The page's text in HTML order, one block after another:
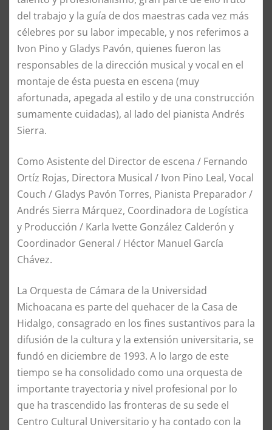
del trabajo y la guía de dos maestras cada vez más
célebres por su labor impecable, y nos referimos a
Ivon Pino y Gladys Pavón, quienes fueron las
responsables de la dirección musical y vocal en el
montaje de ésta puesta en escena (muy
afortunada, apegada al estilo y de una construcción
sumamente cuidadas), al lado del pianista Andrés
Sierra.
Como Asistente del Director de escena / Fernando
Ortíz Rojas, Directora Musical / Ivon Pino Leal, Vocal
Couch / Gladys Pavón Torres, Pianista Preparador /
Andrés Sierra Márquez, Coordinadora de Logística
y Producción / Karla Ivette González Calderón y
Coordinador General / Héctor Manuel García
Chávez.
La Orquesta de Cámara de la Universidad
Michoacana es parte del quehacer de la Casa de
Hidalgo, consagrado en los fines sustantivos para la
difusión de la cultura y la extensión universitaria, se
fundó en diciembre de 1993. A lo largo de este
tiempo se ha consolidado como una orquesta de
importante trayectoria y nivel profesional por lo
que ha trascendido las fronteras de su sede el
Centro Cultural Universitario y ha contado con la